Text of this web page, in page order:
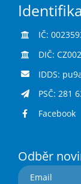
IČ:
DIČ:
IDDS:
PSČ: 281
Facebook
Odběr
Email